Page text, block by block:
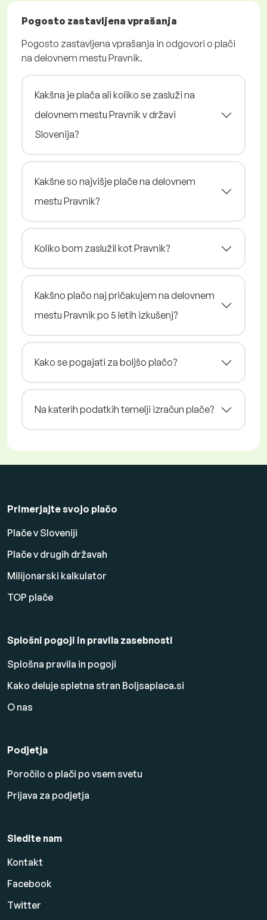
Pogosto zastavljena vprašanja
Pogosto zastavljena vprašanja in odgovori o plači
na delovnem mestu Pravnik.
Kakšna je plača ali koliko se zasluži na
delovnem mestu Pravnik v državi
Slovenija?
Kakšne so najvišje plače na delovnem
mestu Pravnik?
Koliko bom zaslužil kot Pravnik?
Kakšno plačo naj pričakujem na delovnem
mestu Pravnik po 5 letih izkušenj?
Kako se pogajati za boljšo plačo?
Na katerih podatkih temelji izračun plače?
Primerjajte svojo plačo
Plače v Sloveniji
Plače v drugih državah
Milijonarski kalkulator
TOP plače
Splošni pogoji in pravila zasebnosti
Splošna pravila in pogoji
Kako deluje spletna stran Boljsaplaca.si
O nas
Podjetja
Poročilo o plači po vsem svetu
Prijava za podjetja
Sledite nam
Kontakt
Facebook
Twitter